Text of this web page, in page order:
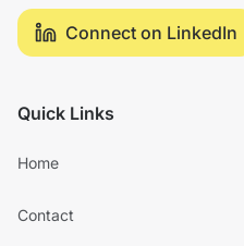
Connect on LinkedIn
Quick Links
Home
Contact